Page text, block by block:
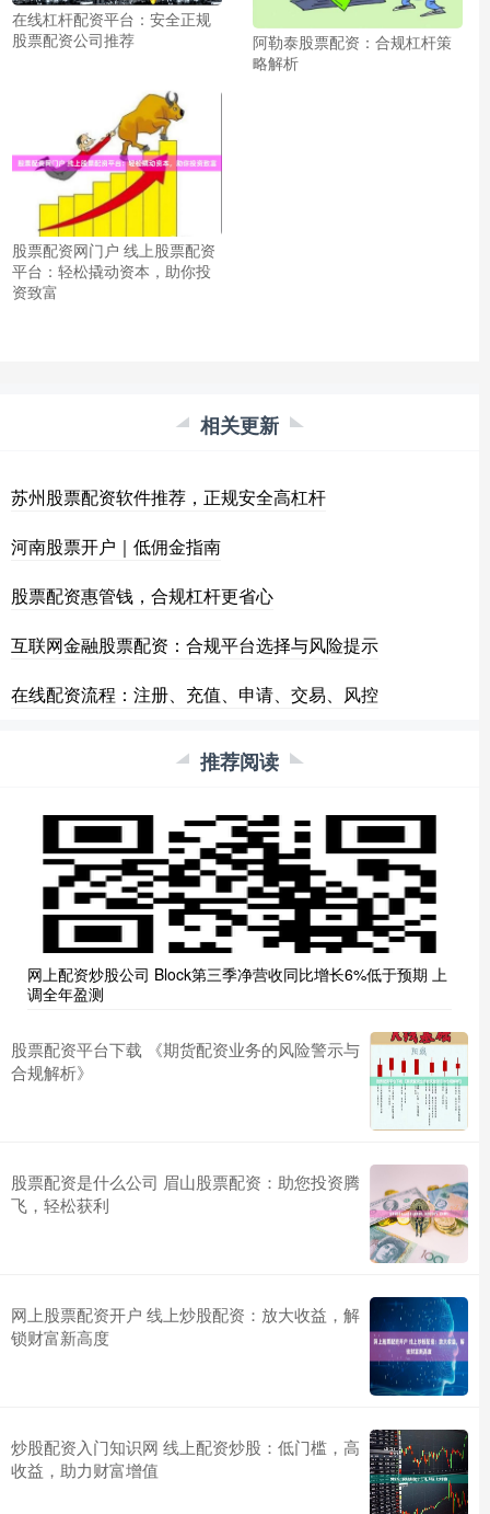
在线杠杆配资平台：安全正规
股票配资公司推荐
阿勒泰股票配资：合规杠杆策
略解析
股票配资网门户 线上股票配资
平台：轻松撬动资本，助你投
资致富
相关更新
苏州股票配资软件推荐，正规安全高杠杆
河南股票开户｜低佣金指南
股票配资惠管钱，合规杠杆更省心
互联网金融股票配资：合规平台选择与风险提示
在线配资流程：注册、充值、申请、交易、风控
推荐阅读
网上配资炒股公司 Block第三季净营收同比增长6%低于预期 上
调全年盈测
股票配资平台下载 《期货配资业务的风险警示与
合规解析》
股票配资是什么公司 眉山股票配资：助您投资腾
飞，轻松获利
网上股票配资开户 线上炒股配资：放大收益，解
锁财富新高度
炒股配资入门知识网 线上配资炒股：低门槛，高
收益，助力财富增值